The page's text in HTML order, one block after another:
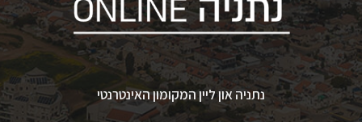
נתניה און ליין המקומון האינטרנטי